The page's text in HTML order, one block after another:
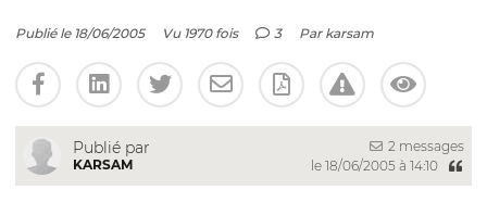
Publié le 18/06/2005 Vu 1970 fois 3 Par karsam
Publié par
KARSAM
2 messages
le 18/06/2005 à 14:10